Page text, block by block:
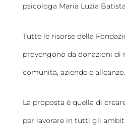
psicologa Maria Luzia
Tutte le risorse della
provengono da donazioni
comunità, aziende e alleanze.
La proposta è quella di
per lavorare in tutti gli